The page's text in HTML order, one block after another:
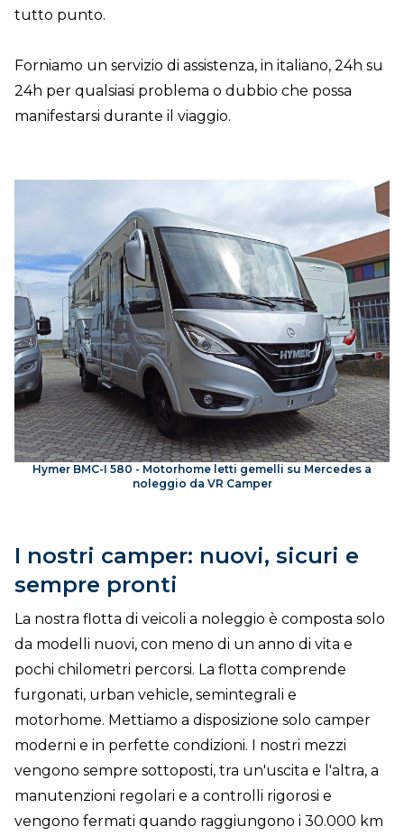
tutto punto.
Forniamo un servizio di assistenza, in italiano, 24h su
24h per qualsiasi problema o dubbio che possa
manifestarsi durante il viaggio.
Hymer BMC-I 580 - Motorhome letti gemelli su Mercedes a
noleggio da VR Camper
I nostri camper: nuovi, sicuri e
sempre pronti
La nostra flotta di veicoli a noleggio è composta solo
da modelli nuovi, con meno di un anno di vita e
pochi chilometri percorsi. La flotta comprende
furgonati, urban vehicle, semintegrali e
motorhome. Mettiamo a disposizione solo camper
moderni e in perfette condizioni. I nostri mezzi
vengono sempre sottoposti, tra un'uscita e l'altra, a
manutenzioni regolari e a controlli rigorosi e
vengono fermati quando raggiungono i 30.000 km